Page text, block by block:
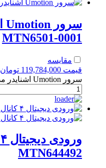
MTN6501-0001
مقایسه
قیمت 119,784,000 تومان
سرور Umotion اشنایدر مدل MTN6501-0001 عدد
MTN644492